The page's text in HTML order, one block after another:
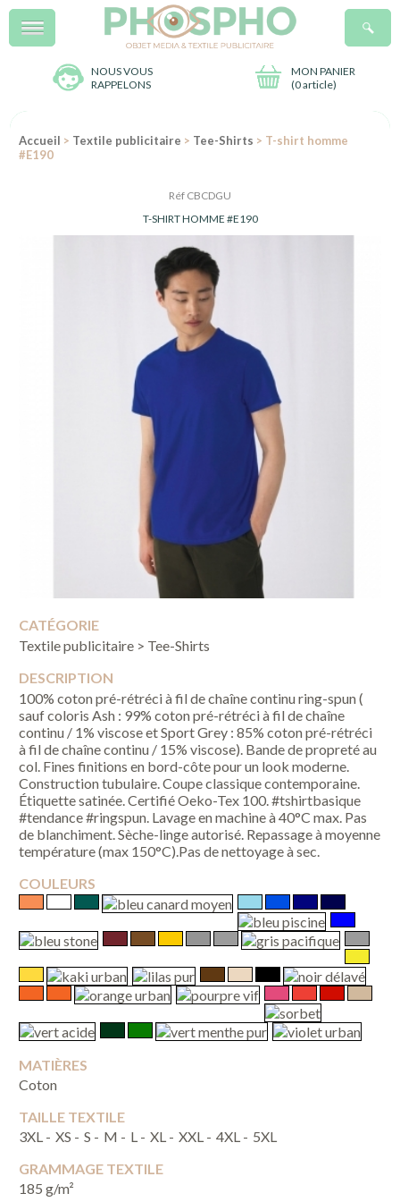
NOUS VOUS
RAPPELONS
MON PANIER
(0 article)
Menu
Accueil > Textile publicitaire > Tee-Shirts > T-shirt homme
#E190
Réf CBCDGU
T-SHIRT HOMME #E190
CATÉGORIE
Textile publicitaire > Tee-Shirts
DESCRIPTION
100% coton pré-rétréci à fil de chaîne continu ring-spun (
sauf coloris Ash : 99% coton pré-rétréci à fil de chaîne
continu / 1% viscose et Sport Grey : 85% coton pré-rétréci
à fil de chaîne continu / 15% viscose). Bande de propreté au
col. Fines finitions en bord-côte pour un look moderne.
Construction tubulaire. Coupe classique contemporaine.
Étiquette satinée. Certifié Oeko-Tex 100. #tshirtbasique
#tendance #ringspun. Lavage en machine à 40°C max. Pas
de blanchiment. Sèche-linge autorisé. Repassage à moyenne
température (max 150°C).Pas de nettoyage à sec.
COULEURS
MATIÈRES
Coton
TAILLE TEXTILE
3XL - XS - S - M - L - XL - XXL - 4XL - 5XL
GRAMMAGE TEXTILE
185 g/m²